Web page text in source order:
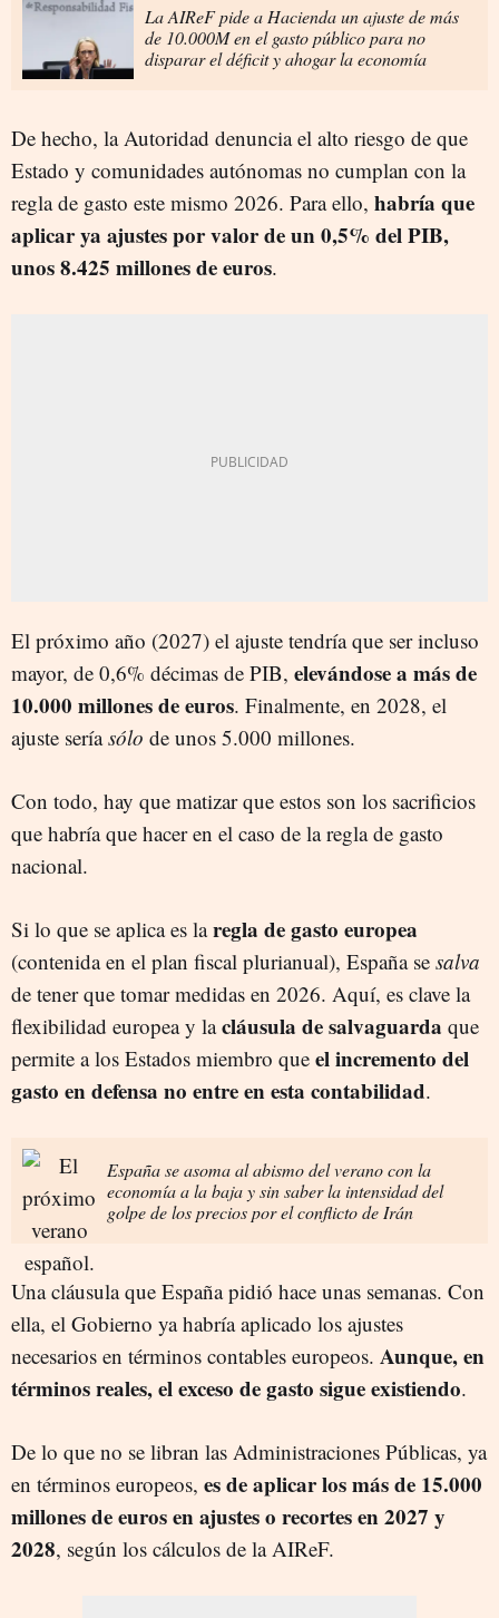
La AIReF pide a Hacienda un ajuste de más
de 10.000M en el gasto público para no
disparar el déficit y ahogar la economía
De hecho, la Autoridad denuncia el alto riesgo de que
Estado y comunidades autónomas no cumplan con la
regla de gasto este mismo 2026. Para ello, habría que
aplicar ya ajustes por valor de un 0,5% del PIB,
unos 8.425 millones de euros.
El próximo año (2027) el ajuste tendría que ser incluso
mayor, de 0,6% décimas de PIB, elevándose a más de
10.000 millones de euros. Finalmente, en 2028, el
ajuste seríasólo de unos 5.000 millones.
Con todo, hay que matizar que estos son los sacrificios
que habría que hacer en el caso de la regla de gasto
nacional.
Si lo que se aplica es laregla de gasto europea
(contenida en el plan fiscal plurianual), España se salva
de tener que tomar medidas en 2026. Aquí, es clave la
flexibilidad europea y lacláusula de salvaguarda que
permite a los Estados miembro que el incremento del
gasto en defensa no entre en esta contabilidad.
España se asoma al abismo del verano con la
economía a la baja y sin saber la intensidad del
golpe de los precios por el conflicto de Irán
Una cláusula que España pidió hace unas semanas. Con
ella, el Gobierno ya habría aplicado los ajustes
necesarios en términos contables europeos. Aunque, en
términos reales, el exceso de gasto sigue existiendo.
De lo que no se libran las Administraciones Públicas, ya
en términos europeos, es de aplicar los más de 15.000
millones de euros en ajustes o recortes en 2027 y
2028, según los cálculos de la AIReF.